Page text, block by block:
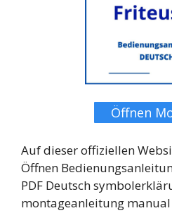
Öffnen
Auf dieser offiziellen
Öffnen
PDF Deutsch
montageanleitung manual